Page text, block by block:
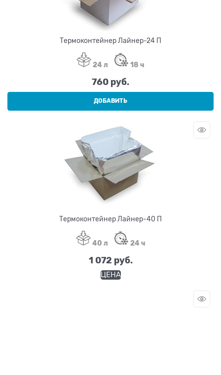
Термоконтейнер Лайнер-24 П
24 л 18 ч
760 руб.
ДОБАВИТЬ
Термоконтейнер Лайнер-40 П
40 л 24 ч
1 072 руб.
ЦЕНА